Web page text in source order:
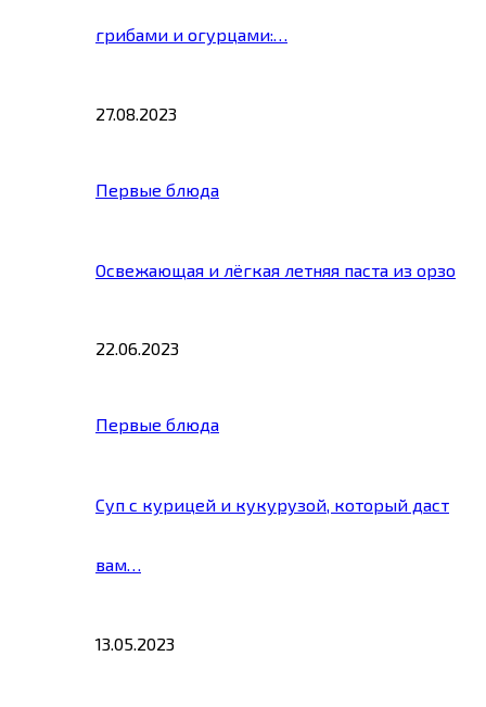
грибами и огурцами:…
27.08.2023
Первые блюда
Освежающая и лёгкая летняя паста из орзо
22.06.2023
Первые блюда
Суп с курицей и кукурузой, который даст
вам…
13.05.2023